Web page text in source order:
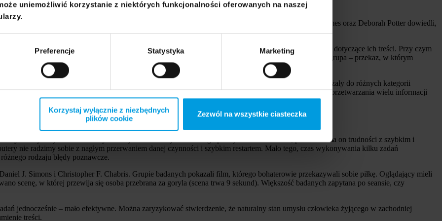
uniemożliwić korzystanie z niektórych funkcjonalności oferowanych na naszej
Preferencje Statystyka Marketing
Korzystaj wyłącznie z niezbędnych
plików cookie
Zezwól na wszystkie ciasteczka
– kolejny mit?
Najlepszym przykładem są badania naukowców z Kansas State University. Lori Bergen, Tom Grimes oraz Deborah Potter dowiedli,
może utrudnić ich zapamiętanie i zrozumienie.
oglądali wiadomości telewizyjne przygotowane przez stację CNN, a następnie odpowiadali na pytania dotyczące ich treści. Przy czym
typowe wiadomości typu headline news, zawierające dodatkowe paski informacyjne i obrazy, zaś druga grupa – przekaz, w którym
10 proc. Problemy z odbiorem przekazu pojawiały się zwłaszcza wtedy, gdy przekazywane treści należały do różnych kategorii
o pogodzie). Eksperyment Grimesa i współpracowników dowiódł, że umiejętność równoległego przetwarzania wielu informacji
czy też wykonywanie kilku czynności jednocześnie jest dla mózgu praktycznie niemożliwe, ponieważ ma on trudności z szybkim i
nie radzimy sobie z nagłym przerwaniem danej czynności i szybkim restartem. Mało tego, czas wykonywania kilku zadań
rodzaju błędy poznawcze.
J. Simons i Christopher F. Chabris. Grupie badanych pokazali film, którego bohaterowie przekazywali sobie piłkę. Oglądający mieli
scenę, w której przewija się osoba przebrana za goryla (scena trwa 9 sekund). Większość badanych zapytana po seansie, czy
jednocześnie – mało efektywne. Można zaryzykować stwierdzenie, że naturalny stan umysłu człowieka żyjącego w zachodniej
treści.